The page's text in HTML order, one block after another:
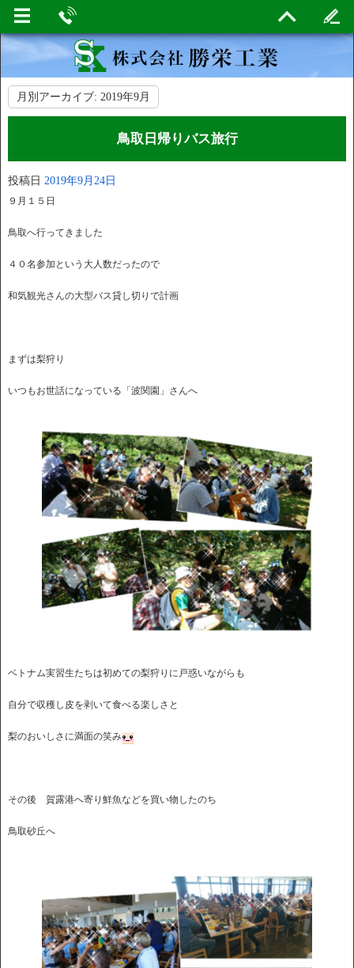
月別アーカイブ: 2019年9月
鳥取日帰りバス旅行
投稿日 2019年9月24日
９月１５日
鳥取へ行ってきました
４０名参加という大人数だったので
和気観光さんの大型バス貸し切りで計画
まずは梨狩り
いつもお世話になっている「波関園」さんへ
ベトナム実習生たちは初めての梨狩りに戸惑いながらも
自分で収穫し皮を剥いて食べる楽しさと
梨のおいしさに満面の笑み
その後 賀露港へ寄り鮮魚などを買い物したのち
鳥取砂丘へ